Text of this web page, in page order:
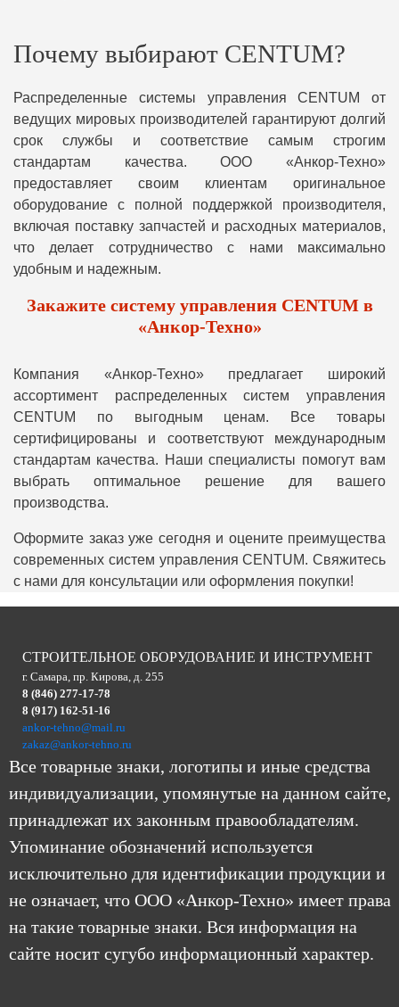
Почему выбирают CENTUM?
Распределенные системы управления CENTUM от
ведущих мировых производителей гарантируют долгий
срок службы и соответствие самым строгим
стандартам качества. ООО «Анкор-Техно»
предоставляет своим клиентам оригинальное
оборудование с полной поддержкой производителя,
включая поставку запчастей и расходных материалов,
что делает сотрудничество с нами максимально
удобным и надежным.
Закажите систему управления CENTUM в
«Анкор-Техно»
Компания «Анкор-Техно» предлагает широкий
ассортимент распределенных систем управления
CENTUM по выгодным ценам. Все товары
сертифицированы и соответствуют международным
стандартам качества. Наши специалисты помогут вам
выбрать оптимальное решение для вашего
производства.
Оформите заказ уже сегодня и оцените преимущества
современных систем управления CENTUM. Свяжитесь
с нами для консультации или оформления покупки!
СТРОИТЕЛЬНОЕ ОБОРУДОВАНИЕ И ИНСТРУМЕНТ
г. Самара, пр. Кирова, д. 255
8 (846) 277-17-78
8 (917) 162-51-16
ankor-tehno@mail.ru
zakaz@ankor-tehno.ru
Все товарные знаки, логотипы и иные средства
индивидуализации, упомянутые на данном сайте,
принадлежат их законным правообладателям.
Упоминание обозначений используется
исключительно для идентификации продукции и
не означает, что ООО «Анкор-Техно» имеет права
на такие товарные знаки. Вся информация на
сайте носит сугубо информационный характер.